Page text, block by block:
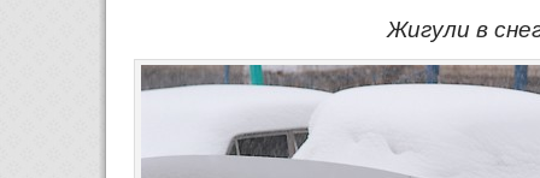
Жигули в